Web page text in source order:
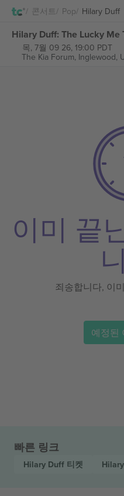
콘서트 Pop Hilary Duff
Hilary Duff: The Lucky Me
목, 7월 09 26, 19:00 PDT
The Kia Forum, Inglewood,
이미 끝
죄송합니다, 이
예정된
빠른 링크
Hilary Duff 티켓